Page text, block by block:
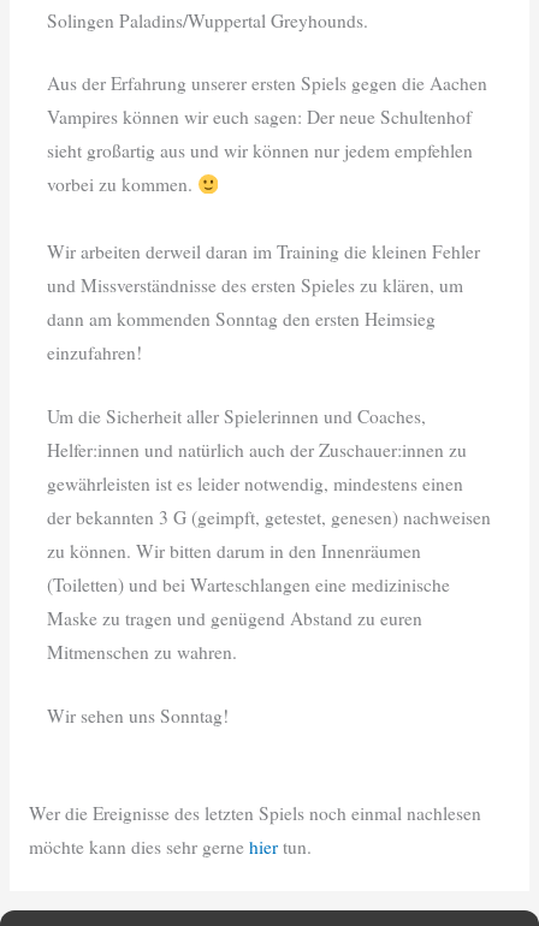
Solingen Paladins/Wuppertal Greyhounds.
Aus der Erfahrung unserer ersten Spiels gegen die Aachen
Vampires können wir euch sagen: Der neue Schultenhof
sieht großartig aus und wir können nur jedem empfehlen
vorbei zu kommen.
Wir arbeiten derweil daran im Training die kleinen Fehler
und Missverständnisse des ersten Spieles zu klären, um
dann am kommenden Sonntag den ersten Heimsieg
einzufahren!
Um die Sicherheit aller Spielerinnen und Coaches,
Helfer:innen und natürlich auch der Zuschauer:innen zu
gewährleisten ist es leider notwendig, mindestens einen
der bekannten 3 G (geimpft, getestet, genesen) nachweisen
zu können. Wir bitten darum in den Innenräumen
(Toiletten) und bei Warteschlangen eine medizinische
Maske zu tragen und genügend Abstand zu euren
Mitmenschen zu wahren.
Wir sehen uns Sonntag!
Wer die Ereignisse des letzten Spiels noch einmal nachlesen
möchte kann dies sehr gerne hier tun.